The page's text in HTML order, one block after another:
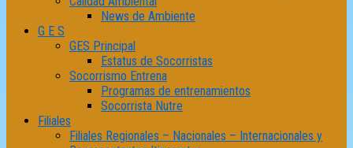
News de Ambiente
G E S
GES Principal
Estatus de Socorristas
Socorrismo Entrena
Programas de entrenamientos
Socorrista Nutre
Filiales
Filiales Regionales – Nacionales – Internacionales y